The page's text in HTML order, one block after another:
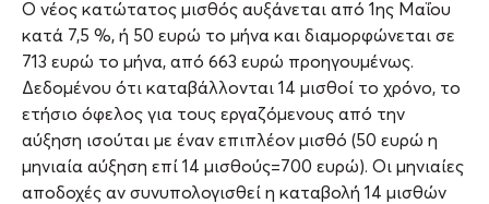
Ο νέος κατώτατος μισθός αυξάνεται από 1ης Μαΐου
κατά 7,5 %, ή 50 ευρώ το μήνα και διαμορφώνεται σε
713 ευρώ το μήνα, από 663 ευρώ προηγουμένως.
Δεδομένου ότι καταβάλλονται 14 μισθοί το χρόνο, το
ετήσιο όφελος για τους εργαζόμενους από την
αύξηση ισούται με έναν επιπλέον μισθό (50 ευρώ η
μηνιαία αύξηση επί 14 μισθούς=700 ευρώ). Οι μηνιαίες
αποδοχές αν συνυπολογισθεί η καταβολή 14 μισθών